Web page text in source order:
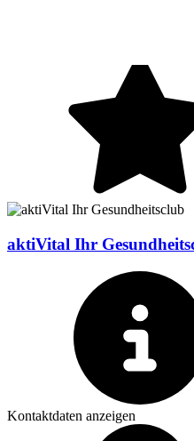
aktiVital Ihr
Kontaktdaten anzeigen